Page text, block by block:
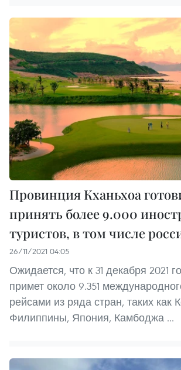
Провинция Кханьхоа
принять более 9.000
туристов, в том числе
26/11/2021 04:05
Ожидается, что к 31 декабря 2021
примет около 9.351
рейсами из ряда стран, таких как
Филиппины, Япония, Камбоджа ...